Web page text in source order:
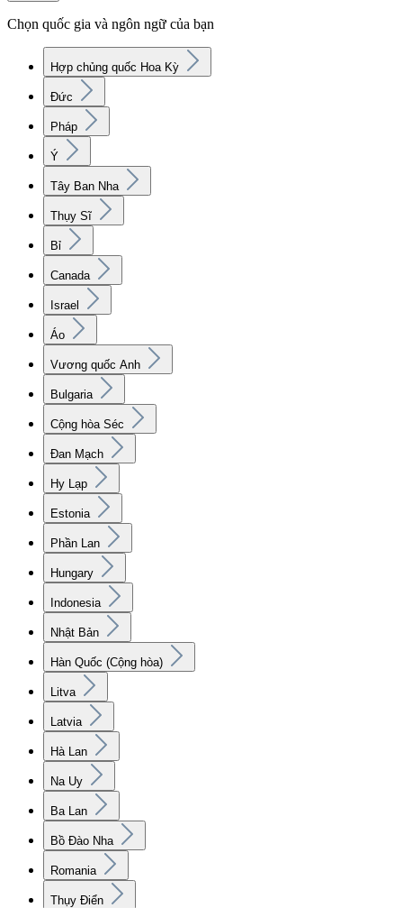
Chọn quốc gia và ngôn ngữ của bạn
Hợp chủng quốc Hoa Kỳ
Đức
Pháp
Ý
Tây Ban Nha
Thụy Sĩ
Bỉ
Canada
Israel
Áo
Vương quốc Anh
Bulgaria
Cộng hòa Séc
Đan Mạch
Hy Lạp
Estonia
Phần Lan
Hungary
Indonesia
Nhật Bản
Hàn Quốc (Cộng hòa)
Litva
Latvia
Hà Lan
Na Uy
Ba Lan
Bồ Đào Nha
Romania
Thụy Điển